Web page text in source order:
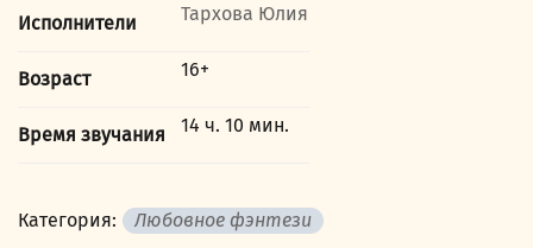
Исполнители Тархова Юлия
Возраст 16+
Время звучания 14 ч. 10 мин.
Категория: Любовное фэнтези